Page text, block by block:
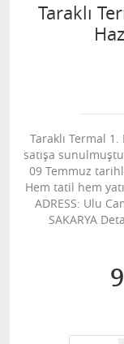
Taraklı
Taraklı Termal
satışa
09 Temmuz
Hem tatil hem
ADRESS: Ulu
SAKARYA